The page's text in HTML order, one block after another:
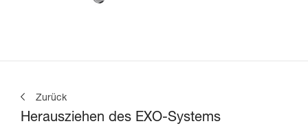
Zurück
Herausziehen des EXO-Systems